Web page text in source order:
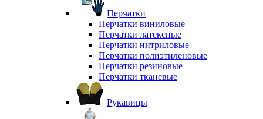
Перчатки
Перчатки виниловые
Перчатки латексные
Перчатки нитриловые
Перчатки полиэтиленовые
Перчатки резиновые
Перчатки тканевые
Рукавицы